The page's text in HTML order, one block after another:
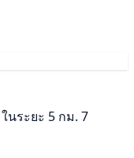
ในระยะ 5 กม. 7